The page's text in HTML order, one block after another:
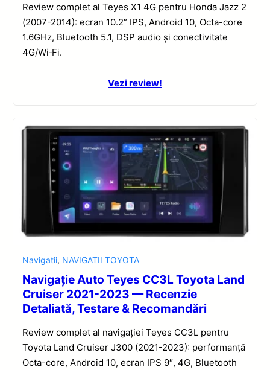
Review complet al Teyes X1 4G pentru Honda Jazz 2
(2007-2014): ecran 10.2” IPS, Android 10, Octa-core
1.6GHz, Bluetooth 5.1, DSP audio și conectivitate
4G/Wi‑Fi.
Vezi review!
Navigatii, NAVIGATII TOYOTA
Navigație Auto Teyes CC3L Toyota Land
Cruiser 2021-2023 — Recenzie
Detaliată, Testare & Recomandări
Review complet al navigației Teyes CC3L pentru
Toyota Land Cruiser J300 (2021-2023): performanță
Octa-core, Android 10, ecran IPS 9″, 4G, Bluetooth